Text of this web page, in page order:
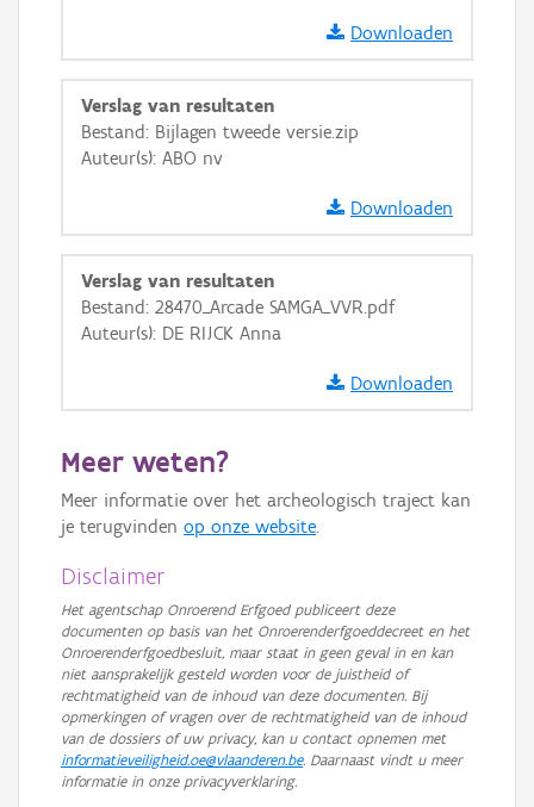
Basis Lagen
Ortho
GRB-Basiskaart
GRB-Basiskaart in grijswaarden
Downloaden
Verslag van resultaten
Bestand: Bijlagen tweede versie.zip
Auteur(s): ABO nv
Downloaden
Verslag van resultaten
Bestand: 28470_Arcade SAMGA_VVR.pdf
Auteur(s): DE RIJCK Anna
Downloaden
Meer weten?
Meer informatie over het archeologisch traject kan
je terugvinden op onze website.
Disclaimer
Het agentschap Onroerend Erfgoed publiceert deze
documenten op basis van het Onroerenderfgoeddecreet en het
Onroerenderfgoedbesluit, maar staat in geen geval in en kan
niet aansprakelijk gesteld worden voor de juistheid of
rechtmatigheid van de inhoud van deze documenten. Bij
opmerkingen of vragen over de rechtmatigheid van de inhoud
van de dossiers of uw privacy, kan u contact opnemen met
informatieveiligheid.oe@vlaanderen.be. Daarnaast vindt u meer
informatie in onze privacyverklaring.